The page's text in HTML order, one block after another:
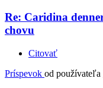
Re: Caridina
chovu
Citovať
Príspevok od používateľa